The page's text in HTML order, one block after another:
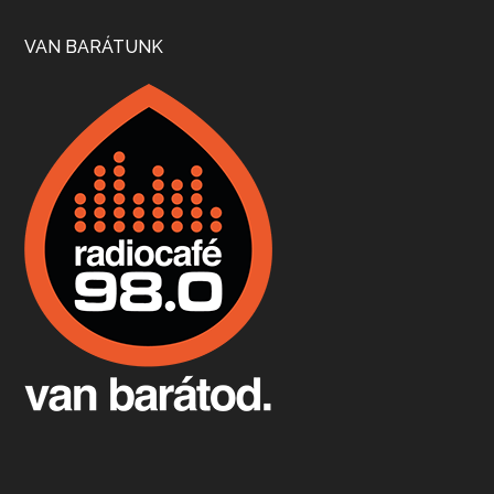
Boston, teadélután, bab és homár
Apr 9, 2026 • 00:37:17
Fermentáljunk, a testünk meghálálja!
Apr 3, 2026 • 00:36:07
VAN BARÁTUNK